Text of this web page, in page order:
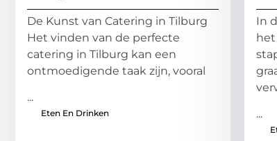
De Kunst van Catering in Tilburg
Het vinden van de perfecte
catering in Tilburg kan een
ontmoedigende taak zijn, vooral
...
Eten En Drinken
In
het
...